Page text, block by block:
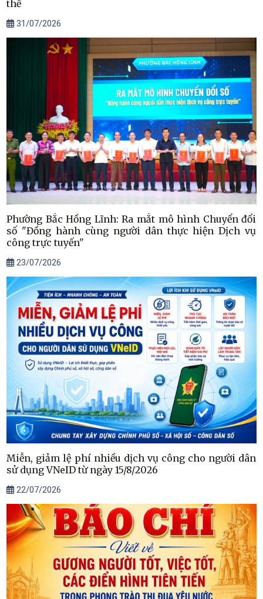
thể
31/07/2026
Phường Bắc Hồng Lĩnh: Ra mắt mô hình Chuyển đổi
số "Đồng hành cùng người dân thực hiện Dịch vụ
công trực tuyến"
23/07/2026
Miễn, giảm lệ phí nhiều dịch vụ công cho người dân
sử dụng VNeID từ ngày 15/8/2026
22/07/2026